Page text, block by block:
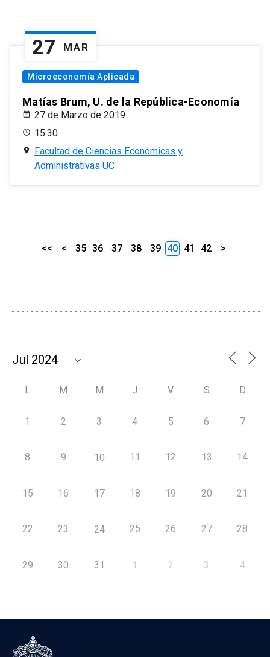
27 MAR
Microeconomía Aplicada
Matías Brum, U. de la República-Economía
27 de Marzo de 2019
15:30
Facultad de Ciencias Económicas y
Administrativas UC
<< < 35 36 37 38 39 40 41 42 >
L M M J V S D
1 2 3 4 5 6 7
8 9 10 11 12 13 14
15 16 17 18 19 20 21
22 23 24 25 26 27 28
29 30 31 1 2 3 4